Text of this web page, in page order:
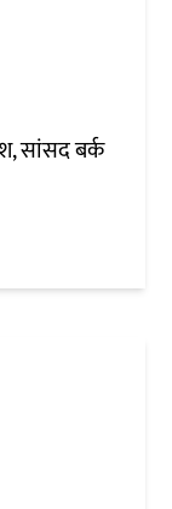
सांसद बर्क